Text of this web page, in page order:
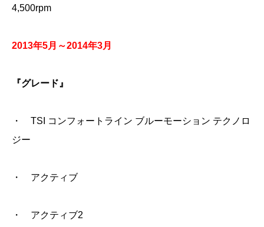
4,500rpm
2013年5月～2014年3月
『グレード』
・ TSI コンフォートライン ブルーモーション テクノロ
ジー
・ アクティブ
・ アクティブ2